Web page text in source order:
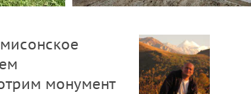
монумент